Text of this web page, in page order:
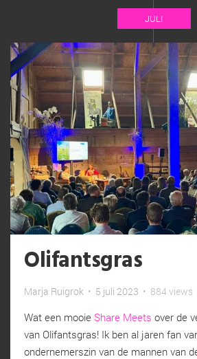
JULI
Olifantsgras
Marja Ruigrok • 5 juli 2023 • 884 views
Wat een mooie Share Meets over de
van Olifantsgras! Ik ben al jaren fan
ondernemerszin van de mannen van